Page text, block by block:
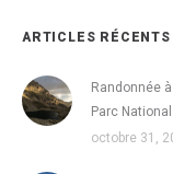
ARTICLES RÉCENTS
Randonnée
Parc
octobre 31,